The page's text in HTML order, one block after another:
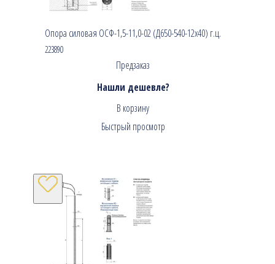
Опора силовая ОСФ-1,5-11,0-02 (Д650-540-12х40) г.ц.
223890
Предзаказ
Нашли дешевле?
В корзину
Быстрый просмотр